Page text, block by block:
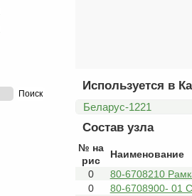
Используется в
Беларус-1221
Состав узла
№ на
рис
Наименование
0
80-6708210
0
80-6708900- 01